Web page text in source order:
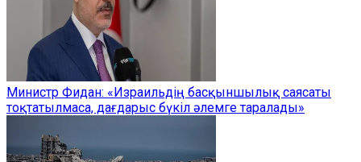
Министр Фидан: «Израильдің басқыншылық саясаты
тоқтатылмаса, дағдарыс бүкіл әлемге таралады»